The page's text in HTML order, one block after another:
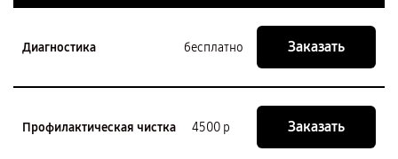
Диагностика бесплатно Заказать
Профилактическая чистка 4500 р Заказать